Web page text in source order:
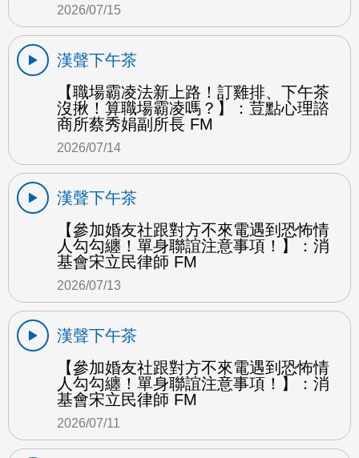
2026/07/15
漢聲下午茶
【職場霸凌法新上路！訂雞排、下午茶
沒揪！算職場霸凌嗎？】：荳點心理諮
商所蔡秀娟副所長 FM
2026/07/14
漢聲下午茶
【參加婚友社跟對方不來電遇到恐怖情
人勾勾纏！單身聯誼注意事項！】：消
基會宋立民律師 FM
2026/07/13
漢聲下午茶
【參加婚友社跟對方不來電遇到恐怖情
人勾勾纏！單身聯誼注意事項！】：消
基會宋立民律師 FM
2026/07/11